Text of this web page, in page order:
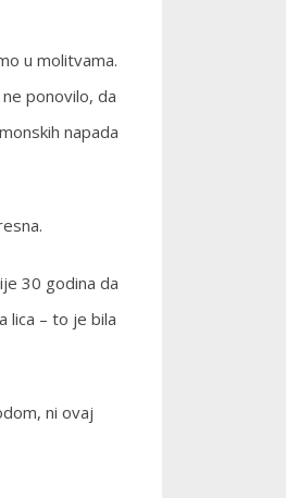
u molitvama.
ponovilo, da
napada
30 godina da
lica – to je bila
ni ovaj